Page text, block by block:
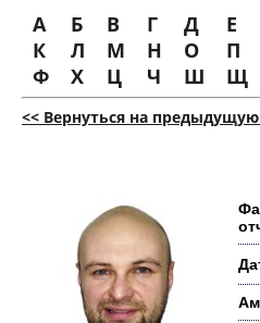
А Б В Г Д Е
К
Л М Н О П
Ф
Х Ц Ч Ш Щ
<< Вернуться на